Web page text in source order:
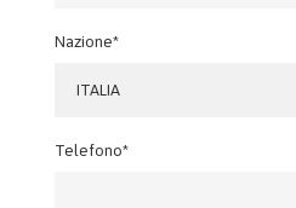
Nazione*
ITALIA
Telefono*